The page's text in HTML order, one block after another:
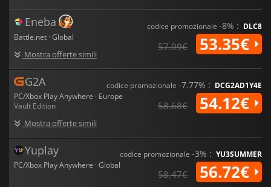
Eneba
Battle.net · Global
Mostra offerte simili
codice promozionale -8% : DLC8
57.99€ 53.35€
G2A
PC/Xbox Play Anywhere · Europe
Vault Edition
Mostra offerte simili
codice promozionale -7.77% : DCG2AD1Y4E
58.68€ 54.12€
Yuplay
PC/Xbox Play Anywhere · Global
codice promozionale -3% : YU3SUMMER
58.47€ 56.72€